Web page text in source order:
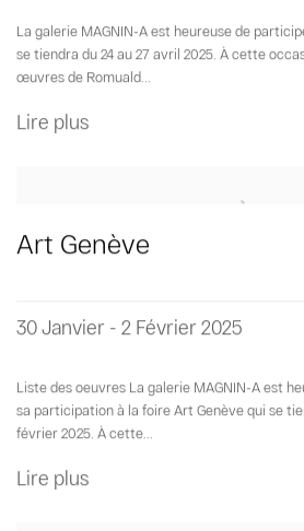
La galerie MAGNIN-A est heureuse de
se tiendra du 24 au 27 avril 2025. À cette
œuvres de Romuald...
Lire plus
Art Genève
30 Janvier - 2 Février 2025
Liste des oeuvres La galerie MAGNIN-A est
sa participation à la foire Art Genève qui se
février 2025. À cette...
Lire plus